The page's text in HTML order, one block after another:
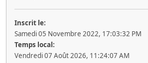
Inscrit le:
Samedi 05 Novembre 2022, 17:03:32 PM
Temps local:
Vendredi 07 Août 2026, 11:24:07 AM